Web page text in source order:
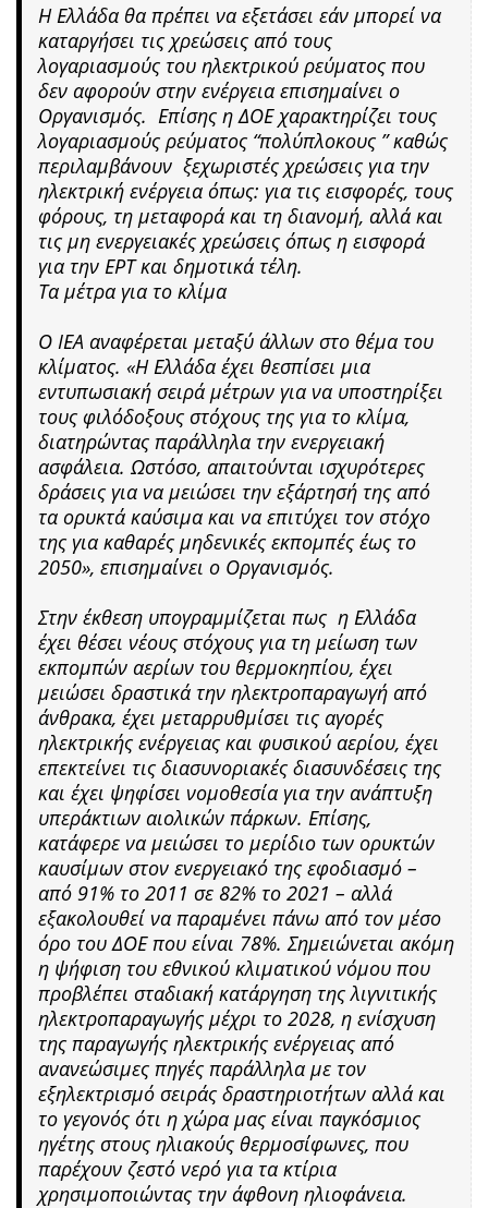
Η Ελλάδα θα πρέπει να εξετάσει εάν μπορεί να
καταργήσει τις χρεώσεις από τους
λογαριασμούς του ηλεκτρικού ρεύματος που
δεν αφορούν στην ενέργεια επισημαίνει ο
Οργανισμός. Επίσης η ΔΟΕ χαρακτηρίζει τους
λογαριασμούς ρεύματος “πολύπλοκους ” καθώς
περιλαμβάνουν ξεχωριστές χρεώσεις για την
ηλεκτρική ενέργεια όπως: για τις εισφορές, τους
φόρους, τη μεταφορά και τη διανομή, αλλά και
τις μη ενεργειακές χρεώσεις όπως η εισφορά
για την ΕΡΤ και δημοτικά τέλη.
Τα μέτρα για το κλίμα
Ο ΙΕΑ αναφέρεται μεταξύ άλλων στο θέμα του
κλίματος. «Η Ελλάδα έχει θεσπίσει μια
εντυπωσιακή σειρά μέτρων για να υποστηρίξει
τους φιλόδοξους στόχους της για το κλίμα,
διατηρώντας παράλληλα την ενεργειακή
ασφάλεια. Ωστόσο, απαιτούνται ισχυρότερες
δράσεις για να μειώσει την εξάρτησή της από
τα ορυκτά καύσιμα και να επιτύχει τον στόχο
της για καθαρές μηδενικές εκπομπές έως το
2050», επισημαίνει ο Οργανισμός.
Στην έκθεση υπογραμμίζεται πως η Ελλάδα
έχει θέσει νέους στόχους για τη μείωση των
εκπομπών αερίων του θερμοκηπίου, έχει
μειώσει δραστικά την ηλεκτροπαραγωγή από
άνθρακα, έχει μεταρρυθμίσει τις αγορές
ηλεκτρικής ενέργειας και φυσικού αερίου, έχει
επεκτείνει τις διασυνοριακές διασυνδέσεις της
και έχει ψηφίσει νομοθεσία για την ανάπτυξη
υπεράκτιων αιολικών πάρκων. Επίσης,
κατάφερε να μειώσει το μερίδιο των ορυκτών
καυσίμων στον ενεργειακό της εφοδιασμό –
από 91% το 2011 σε 82% το 2021 – αλλά
εξακολουθεί να παραμένει πάνω από τον μέσο
όρο του ΔΟΕ που είναι 78%. Σημειώνεται ακόμη
η ψήφιση του εθνικού κλιματικού νόμου που
προβλέπει σταδιακή κατάργηση της λιγνιτικής
ηλεκτροπαραγωγής μέχρι το 2028, η ενίσχυση
της παραγωγής ηλεκτρικής ενέργειας από
ανανεώσιμες πηγές παράλληλα με τον
εξηλεκτρισμό σειράς δραστηριοτήτων αλλά και
το γεγονός ότι η χώρα μας είναι παγκόσμιος
ηγέτης στους ηλιακούς θερμοσίφωνες, που
παρέχουν ζεστό νερό για τα κτίρια
χρησιμοποιώντας την άφθονη ηλιοφάνεια.